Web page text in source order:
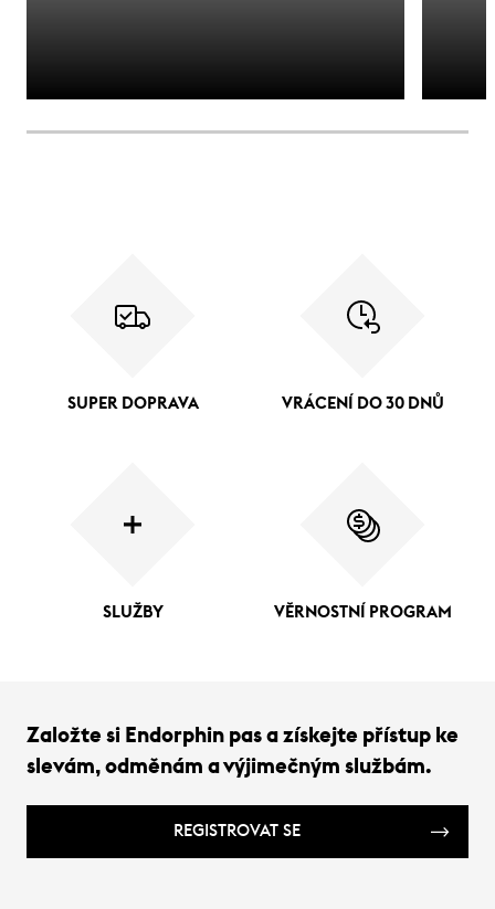
SUPER DOPRAVA VRÁCENÍ DO 30 DNŮ
SLUŽBY VĚRNOSTNÍ PROGRAM
Založte si Endorphin pas a získejte přístup ke
slevám, odměnám a výjimečným službám.
REGISTROVAT SE